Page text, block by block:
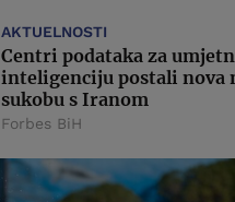
AKTUELNOSTI
Centri podataka za
inteligenciju postali nova
sukobu s Iranom
Forbes BiH